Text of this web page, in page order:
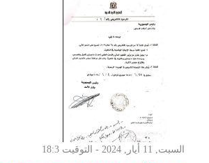
السبت, 11 أيار, 2024 - التوقيت 18:3